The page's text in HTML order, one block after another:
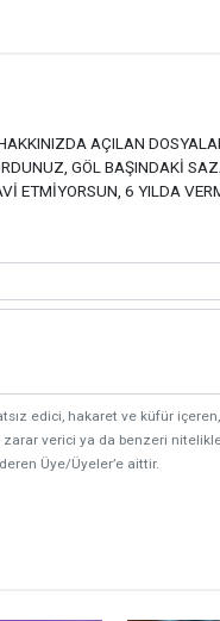
AÇILAN
GÖL BAŞINDAKİ
ETMİYORSUN, 6 YILDA
edici, hakaret ve küfür içeren,
zarar verici ya da benzeri
Üye/Üyeler’e aittir.